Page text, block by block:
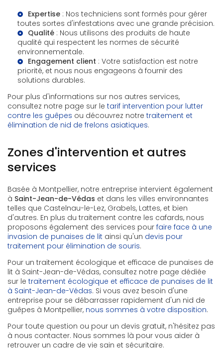
Expertise : Nos techniciens sont formés pour gérer
toutes sortes d'infestations avec une grande précision.
Qualité : Nous utilisons des produits de haute
qualité qui respectent les normes de sécurité
environnementale.
Engagement client : Votre satisfaction est notre
priorité, et nous nous engageons à fournir des
solutions durables.
Pour plus d'informations sur nos autres services,
consultez notre page sur le tarif intervention pour lutter
contre les guêpes ou découvrez notre traitement et
élimination de nid de frelons asiatiques.
Zones d'intervention et autres
services
Basée à Montpellier, notre entreprise intervient également
à Saint-Jean-de-Védas et dans les villes environnantes
telles que Castelnau-le-Lez, Grabels, Lattes, et bien
d'autres. En plus du traitement contre les cafards, nous
proposons également des services pour faire face à une
invasion de punaises de lit ainsi qu'un devis pour
traitement pour élimination de souris.
Pour un traitement écologique et efficace de punaises de
lit à Saint-Jean-de-Védas, consultez notre page dédiée
sur le traitement écologique et efficace de punaises de lit
à Saint-Jean-de-Védas. Si vous avez besoin d'une
entreprise pour se débarrasser rapidement d'un nid de
guêpes à Montpellier, nous sommes à votre disposition.
Pour toute question ou pour un devis gratuit, n'hésitez pas
à nous contacter. Nous sommes là pour vous aider à
retrouver un cadre de vie sain et sécuritaire.